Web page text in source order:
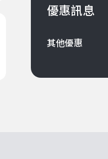
優惠訊息
其他優惠